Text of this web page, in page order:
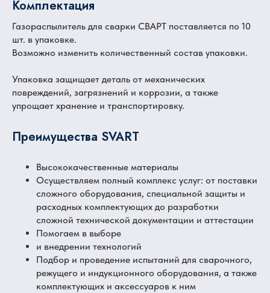
Комплектация
Газораспылитель для сварки СВАРТ поставляется по 10
шт. в упаковке.
Возможно изменить количественный состав упаковки.
Упаковка защищает деталь от механических
повреждений, загрязнений и коррозии, а также
упрощает хранение и транспортировку.
Преимущества SVART
Высококачественные материалы
Осуществляем полный комплекс услуг: от поставки
сложного оборудования, специальной защиты и
расходных комплектующих до разработки
сложной технической документации и аттестации
Помогаем в выборе
и внедрении технологий
Подбор и проведение испытаний для сварочного,
режущего и индукционного оборудования, а также
комплектующих и аксессуаров к ним